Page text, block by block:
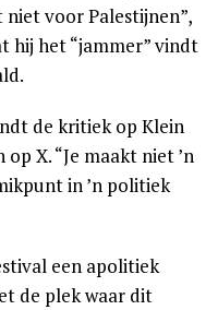
niet voor Palestijnen”,
hij het “jammer” vindt
de kritiek op Klein
X. “Je maakt niet ’n
in ’n politiek
een apolitiek
de plek waar dit